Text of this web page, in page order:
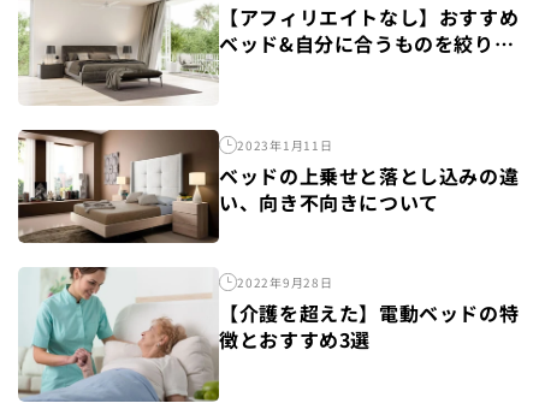
【アフィリエイトなし】おすすめ
ベッド&自分に合うものを絞り込
2023年1月11日
ベッドの上乗せと落とし込みの違
い、向き不向きについて
2022年9月28日
【介護を超えた】電動ベッドの特
徴とおすすめ3選